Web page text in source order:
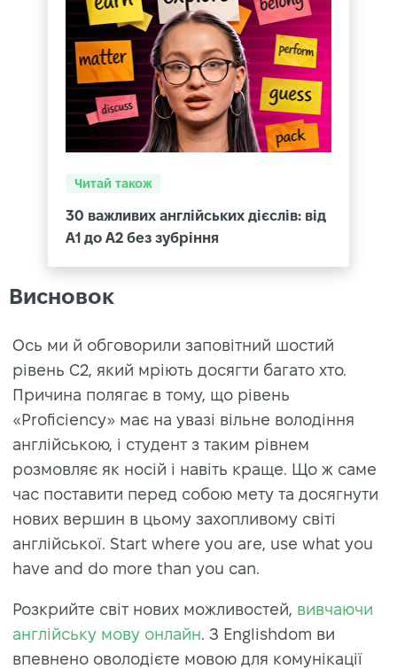
Читай також
30 важливих англійських дієслів: від
A1 до A2 без зубріння
Висновок
Ось ми й обговорили заповітний шостий
рівень С2, який мріють досягти багато хто.
Причина полягає в тому, що рівень
«Proficiency» має на увазі вільне володіння
англійською, і студент з таким рівнем
розмовляє як носій і навіть краще. Що ж саме
час поставити перед собою мету та досягнути
нових вершин в цьому захопливому світі
англійської. Start where you are, use what you
have and do more than you can.
Розкрийте світ нових можливостей, вивчаючи
англійську мову онлайн. З Englishdom ви
впевнено оволодієте мовою для комунікації